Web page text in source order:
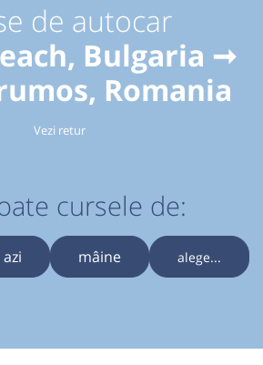
de autocar
Bulgaria ➞
Romania
Vezi retur
cursele de:
azi mâine alege...